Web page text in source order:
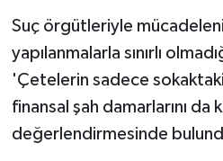
Suç örgütleriyle
yapılanmalarla sınırlı
'Çetelerin sadece
finansal şah damarlarını
değerlendirmesinde